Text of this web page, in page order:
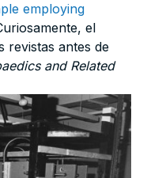
employing
el
revistas antes de
and Related